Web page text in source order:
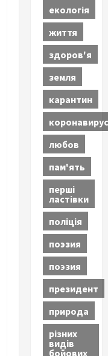
екологія
життя
здоров'я
земля
карантин
коронавирус
любов
пам'ять
перші
ластівки
поліція
поэзия
поэзия
президент
природа
різних
видів
бойових